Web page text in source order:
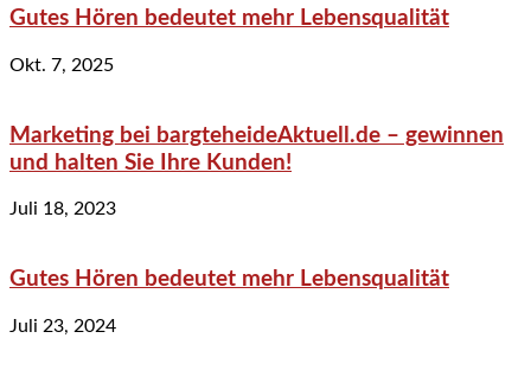
Gutes Hören bedeutet mehr Lebensqualität
Okt. 7, 2025
Marketing bei bargteheideAktuell.de – gewinnen
und halten Sie Ihre Kunden!
Juli 18, 2023
Gutes Hören bedeutet mehr Lebensqualität
Juli 23, 2024